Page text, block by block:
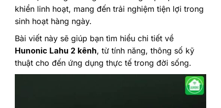
khiển linh hoạt, mang đến trải nghiệm tiện lợi trong
sinh hoạt hàng ngày.
Bài viết này sẽ giúp bạn tìm hiểu chi tiết về
Hunonic Lahu 2 kênh, từ tính năng, thông số kỹ
thuật cho đến ứng dụng thực tế trong đời sống.